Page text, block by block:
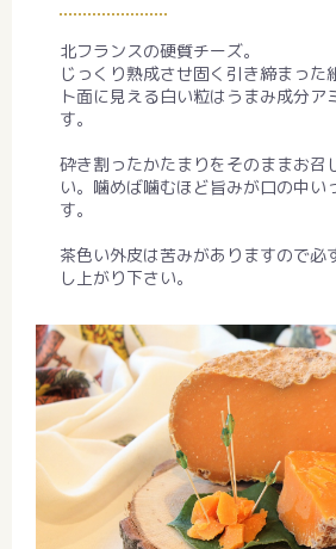
北フランスの硬質チーズ。
じっくり熟成させ固く引き締まった
ト面に見える白い粒はうまみ成分ア
す。
砕き割ったかたまりをそのままお召
い。噛めば噛むほど旨みが口の中い
す。
茶色い外皮は苦みがありますので必
し上がり下さい。